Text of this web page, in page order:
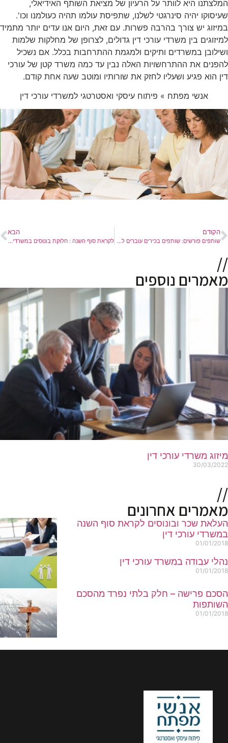
המלצתנו היא לוותר על הרעיון של מציאת השותף האידיאלי,
שעיסוקו יהיה סינרגטי לשלנו, שתפיסת עולמו תהיה כעולמנו וכו'.
במיזוג יש צורך בהרבה פשרות. עם זאת, היום אנו עדים יותר מתמיד
למיזוגים בין משרדי עורכי דין גדולים, לצרופן של מחלקות שלמות
ושילובן במשרדים ותיקים ולמגמת ההתרחבות בכלל. אם נשכיל
להפנים את ההתרחשויות האלה נבין עד כמה משרד קטן של עורכי
דין הוא פגיע ושעליו לחזק את שורותיו ומוטב שעה אחת קודם.
אנשי מפתח » פיתוח עיסקי ואסטרטגי למשרדי עורכי דין
הקודם
שותפים פורשים: שותפים בכירים עוברים למשרדים מתחרים
הבא
לקראת סוף השנה : חלוקת בונוסים במשרדי עורכי דין
//
מאמרים נוספים
מיזוג משרדי עורכי דין
30/03/2022
//
מאמרים אחרונים
העלאת שכר ובונוסים לקראת סוף השנה
במשרדי עורכי דין
01/01/2018
נהלי עבודה במשרד עורכי דין
01/01/2018
הסכם פרישה – חלק בלתי נפרד מהסכם
השותפות
01/01/2018
//